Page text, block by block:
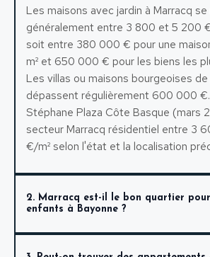
Les maisons avec jardin à Marracq
généralement entre 3 800 et 5 200
soit entre 380 000 € pour une
m² et 650 000 € pour les biens les
Les villas ou maisons bourgeoises de
dépassent régulièrement 600 000
Stéphane Plaza Côte Basque (mars
secteur Marracq résidentiel entre 3
€/m² selon l'état et la localisation
2. Marracq est-il le bon quartier
enfants à Bayonne ?